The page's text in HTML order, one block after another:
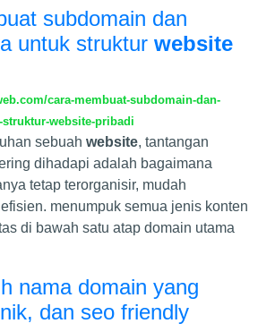
subdomain dan
untuk struktur website
cara-membuat-subdomain-dan-
website-pribadi
sebuah website, tantangan
dihadapi adalah bagaimana
tetap terorganisir, mudah
menumpuk semua jenis konten
di bawah satu atap domain utama
nama domain yang
dan seo friendly